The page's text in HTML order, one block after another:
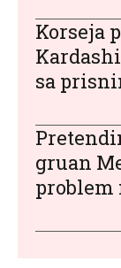
Korseja
sa
gruan
problem